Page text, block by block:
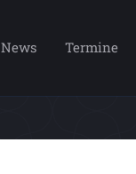
News Termine